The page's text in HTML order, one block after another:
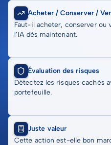
Acheter / Conserver /
Faut-il acheter, conserver ou
l’IA dès maintenant.
Évaluation des risques
Détectez les risques cachés
portefeuille.
Juste valeur
Cette action est-elle bon